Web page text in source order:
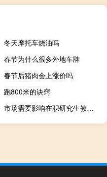
冬天摩托车烧油吗
春节为什么很多外地车牌
春节后猪肉会上涨价吗
跑800米的诀窍
市场需要影响在职研究生教学工作